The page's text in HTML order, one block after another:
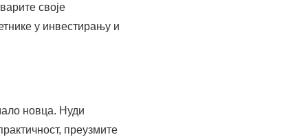
своје
у инвестирању и
новца. Нуди
преузмите